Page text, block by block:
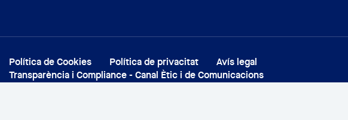
Política de Cookies Política de privacitat
Avís legal
Transparència i Compliance - Canal Ètic i de Comunicacions